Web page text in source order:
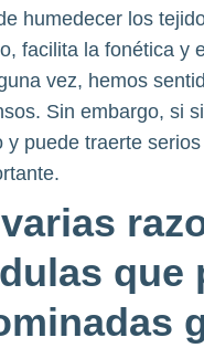
humedecer los
facilita la fonética y
vez, hemos
Sin embargo, si
y puede traerte
que